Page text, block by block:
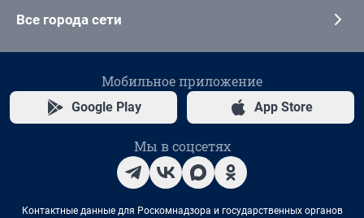
Все города сети
Мобильное приложение
Google Play App Store
Мы в соцсетях
Контактные данные для Роскомнадзора и государственных органов